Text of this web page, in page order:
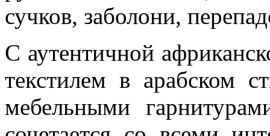
сучков, заболони,
С аутентичной
текстилем в арабском
мебельными